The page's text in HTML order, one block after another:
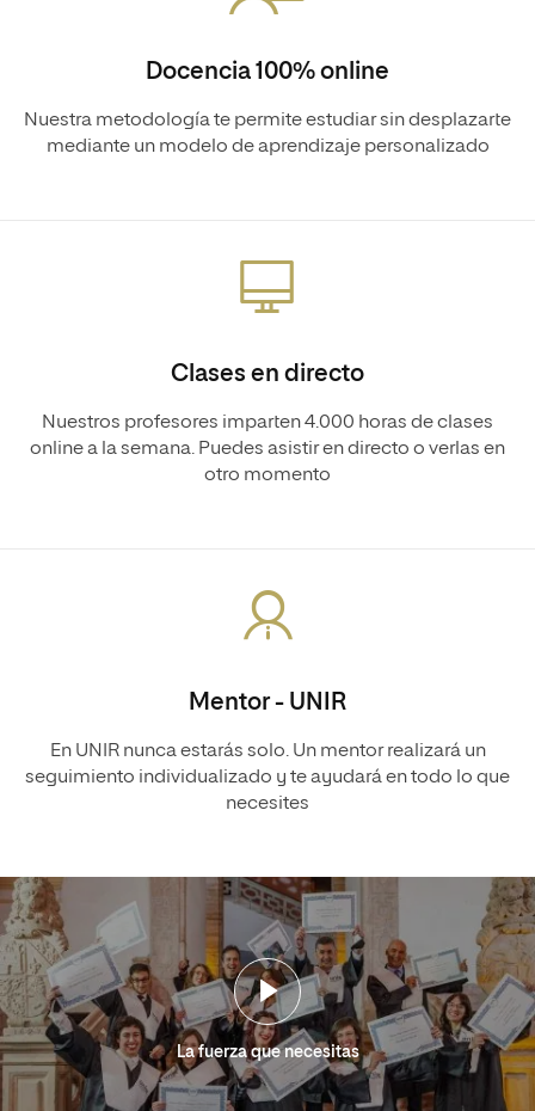
Docencia 100% online
Nuestra metodología te permite estudiar sin desplazarte
mediante un modelo de aprendizaje personalizado
Clases en directo
Nuestros profesores imparten 4.000 horas de clases
online a la semana. Puedes asistir en directo o verlas en
otro momento
Mentor - UNIR
En UNIR nunca estarás solo. Un mentor realizará un
seguimiento individualizado y te ayudará en todo lo que
necesites
La fuerza que necesitas